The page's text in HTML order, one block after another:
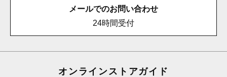
メールでのお問い合わせ
24時間受付
オンラインストアガイド